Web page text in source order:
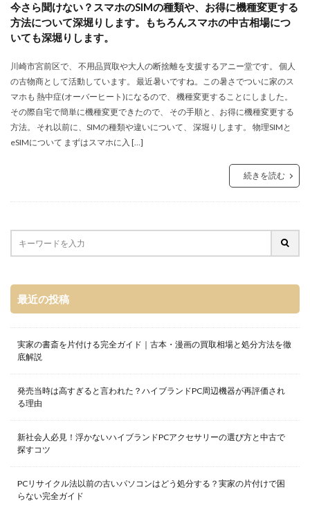
今さら聞けない？スマホのSIMの種類や、お得に機種変更する
方法について深堀りします。もちろんスマホの中古相場につ
いても深堀りします。
川崎市宮前区で、 不用品買取や大人の断捨離を支援するアニー堂です。 個人
の古物商として活動しています。 最近暑いですね。この暑さでついに家のス
マホも 熱中症(オーバーヒート)になるので、 機種変更することにしました。
その際自宅で簡単に機種変更できたので、 その手順と、お得に機種変更する
方法。 それ以前に、SIMの種類や違いについて、 深堀りします。 物理SIMと
eSIMについて まずはスマホに入 […]
続きを読む
最近の投稿
実家の書斎を片付ける完全ガイド｜古本・漫画の買取相場と処分方法を徹
底解説
発売当時は高すぎると言われた？ハイブランドPC周辺機器が再評価され
る理由
新社会人必見！浮かないハイブランドPCアクセサリーの選び方と中古で
探すコツ
PCリサイクル法以前の古いパソコンはどう処分する？実家の片付けで困
らない完全ガイド